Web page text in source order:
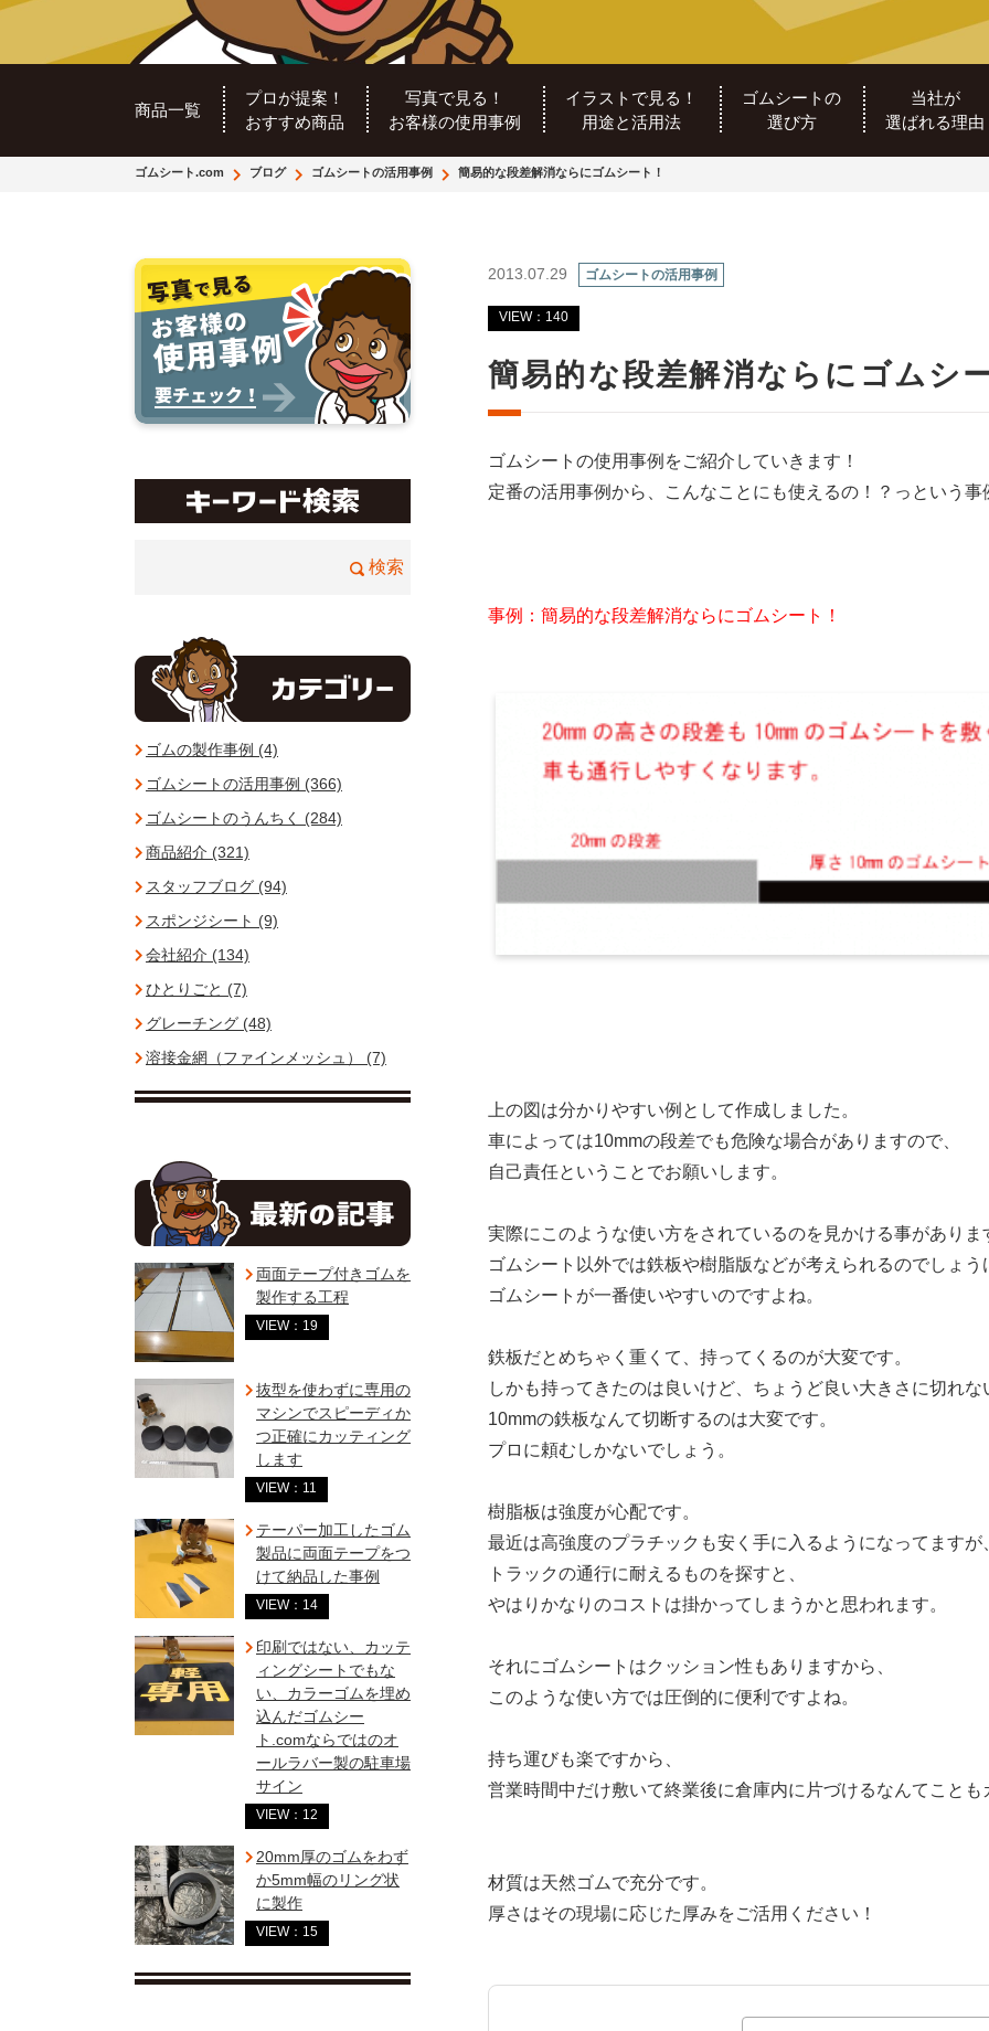
商品一覧
プロが提案！
おすすめ商品
写真で見る！
お客様の使用事例
イラストで見る！
用途と活用法
ゴムシートの
選び方
当社が
選ばれる理由
ゴムシート.com ブログ ゴムシートの活用事例 簡易的な段差解消ならにゴムシート！
2013.07.29 ゴムシートの活用事例
VIEW：140
簡易的な段差解消ならにゴムシ
ゴムシートの使用事例をご紹介していきます！
定番の活用事例から、こんなことにも使えるの！？っという事
事例：簡易的な段差解消ならにゴムシート！
上の図は分かりやすい例として作成しました。
車によっては10mmの段差でも危険な場合がありますので、
自己責任ということでお願いします。
実際にこのような使い方をされているのを見かける事がありま
ゴムシート以外では鉄板や樹脂版などが考えられるのでしょう
ゴムシートが一番使いやすいのですよね。
鉄板だとめちゃく重くて、持ってくるのが大変です。
しかも持ってきたのは良いけど、ちょうど良い大きさに切れな
10mmの鉄板なんて切断するのは大変です。
プロに頼むしかないでしょう。
樹脂板は強度が心配です。
最近は高強度のプラチックも安く手に入るようになってますが
トラックの通行に耐えるものを探すと、
やはりかなりのコストは掛かってしまうかと思われます。
それにゴムシートはクッション性もありますから、
このような使い方では圧倒的に便利ですよね。
持ち運びも楽ですから、
営業時間中だけ敷いて終業後に倉庫内に片づけるなんてことも
材質は天然ゴムで充分です。
厚さはその現場に応じた厚みをご活用ください！
ゴムの製作事例 (4)
ゴムシートの活用事例 (366)
ゴムシートのうんちく (284)
商品紹介 (321)
スタッフブログ (94)
スポンジシート (9)
会社紹介 (134)
ひとりごと (7)
グレーチング (48)
溶接金網（ファインメッシュ） (7)
両面テープ付きゴムを
製作する工程
VIEW：19
抜型を使わずに専用の
マシンでスピーディか
つ正確にカッティング
します
VIEW：11
テーパー加工したゴム
製品に両面テープをつ
けて納品した事例
VIEW：14
印刷ではない、カッテ
ィングシートでもな
い、カラーゴムを埋め
込んだゴムシー
ト.comならではのオ
ールラバー製の駐車場
サイン
VIEW：12
20mm厚のゴムをわず
か5mm幅のリング状
に製作
VIEW：15